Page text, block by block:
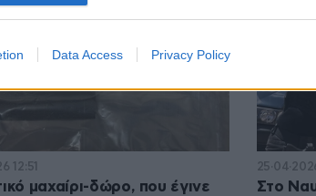
Data Access Privacy Policy
12:51
μαχαίρι-δώρο, που έγινε
Στο